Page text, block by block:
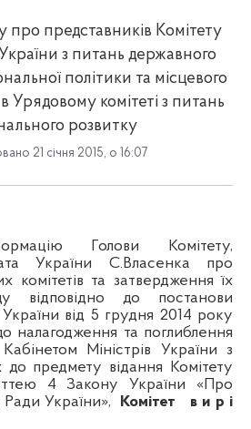
про представників Комітету
з питань державного
політики та місцевого
Урядовому комітеті з питань
розвитку
21 січня 2015, о 16:07
Голови Комітету,
України С. Власенка про
комітетів та затвердження їх
відповідно до постанови
України від 5 грудня 2014 року
налагодження та поглиблення
Кабінетом Міністрів України з
до предмету відання Комітету
4 Закону України «Про
Ради України»,
Комітет
в и р і